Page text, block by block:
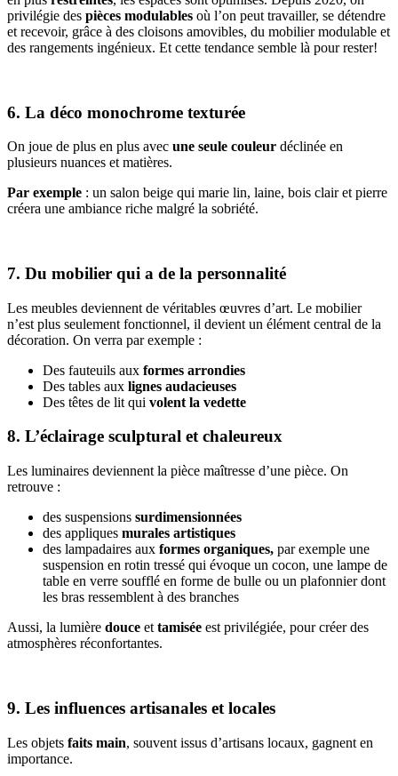
privilégie des pièces modulables où l’on peut travailler, se détendre
et recevoir, grâce à des cloisons amovibles, du mobilier modulable et
des rangements ingénieux. Et cette tendance semble là pour rester!
6. La déco monochrome texturée
On joue de plus en plus avec une seule couleur déclinée en
plusieurs nuances et matières.
Par exemple : un salon beige qui marie lin, laine, bois clair et pierre
créera une ambiance riche malgré la sobriété.
7. Du mobilier qui a de la personnalité
Les meubles deviennent de véritables œuvres d’art. Le mobilier
n’est plus seulement fonctionnel, il devient un élément central de la
décoration. On verra par exemple :
Des fauteuils aux formes arrondies
Des tables aux lignes audacieuses
Des têtes de lit qui volent la vedette
8. L’éclairage sculptural et chaleureux
Les luminaires deviennent la pièce maîtresse d’une pièce. On
retrouve :
des suspensions surdimensionnées
des appliques murales artistiques
des lampadaires aux formes organiques, par exemple une
suspension en rotin tressé qui évoque un cocon, une lampe de
table en verre soufflé en forme de bulle ou un plafonnier dont
les bras ressemblent à des branches
Aussi, la lumière douce et tamisée est privilégiée, pour créer des
atmosphères réconfortantes.
9. Les influences artisanales et locales
Les objets faits main, souvent issus d’artisans locaux, gagnent en
importance.